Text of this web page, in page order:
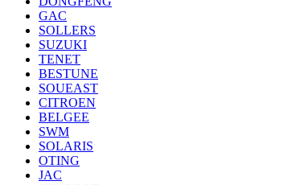
GAC
SOLLERS
SUZUKI
TENET
BESTUNE
SOUEAST
CITROEN
BELGEE
SWM
SOLARIS
OTING
JAC